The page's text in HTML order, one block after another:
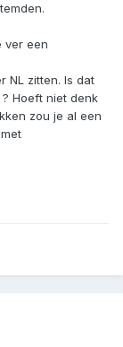
ver een
NL zitten. Is dat
Hoeft niet denk
zou je al een